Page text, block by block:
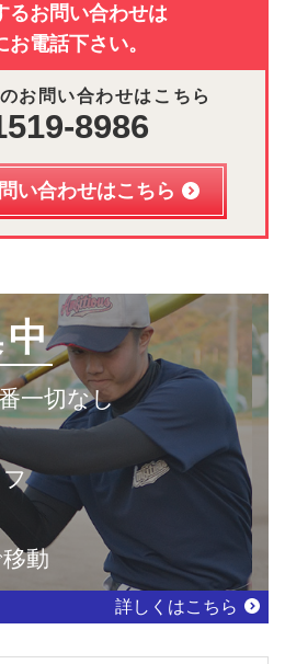
るお問い合わせは
お電話下さい。
お問い合わせはこちら
8986
い合わせはこちら
中
一切なし
動
詳しくはこちら